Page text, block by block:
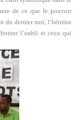
de ce que le pouvoir
du dernier mot, l’héroïne
l’oubli et ceux qui